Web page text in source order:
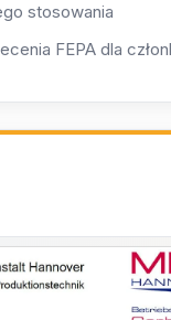
stosowania
FEPA dla